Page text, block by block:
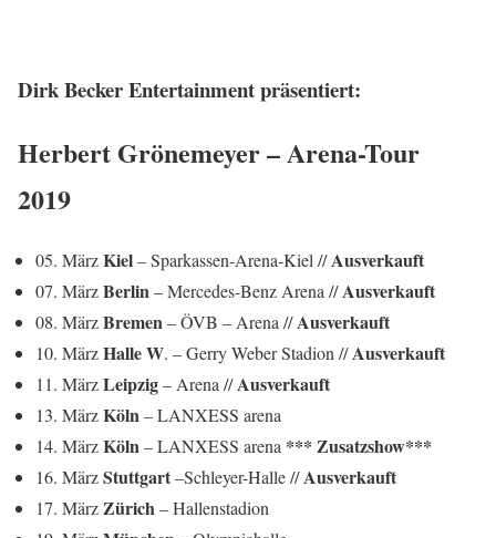
Dirk Becker Entertainment präsentiert:
Herbert Grönemeyer – Arena-Tour
2019
05. MärzKiel– Sparkassen-Arena-Kiel //Ausverkauft
07. MärzBerlin– Mercedes-Benz Arena //Ausverkauft
08. MärzBremen– ÖVB – Arena //Ausverkauft
10. MärzHalle W. – Gerry Weber Stadion //Ausverkauft
11. MärzLeipzig– Arena //Ausverkauft
13. MärzKöln– LANXESS arena
14. MärzKöln– LANXESS arena *** Zusatzshow***
16. MärzStuttgart–Schleyer-Halle //Ausverkauft
17. MärzZürich– Hallenstadion